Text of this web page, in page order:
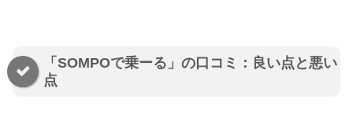
「SOMPOで乗ーる」の口コミ：良い点と悪い
点